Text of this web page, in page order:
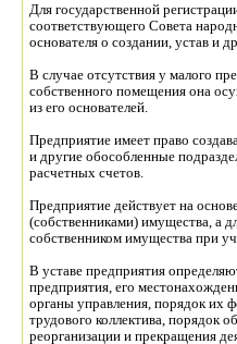
Для государственной
соответствующего Совета
основателя о создании, устав и
В случае отсутствия у малого
собственного помещения она
из его основателей.
Предприятие имеет право
и другие обособленные
расчетных счетов.
Предприятие действует на
(собственниками) имущества, а
собственником имущества при
В уставе предприятия
предприятия, его
органы управления, порядок их
трудового коллектива, порядок
реорганизации и прекращения